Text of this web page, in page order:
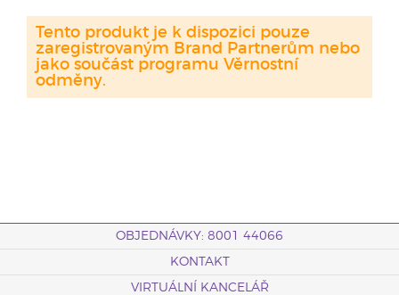
Tento produkt je k dispozici pouze
zaregistrovaným Brand Partnerům nebo
jako součást programu Věrnostní
odměny.
OBJEDNÁVKY: 8001 44066
KONTAKT
VIRTUÁLNÍ KANCELÁŘ